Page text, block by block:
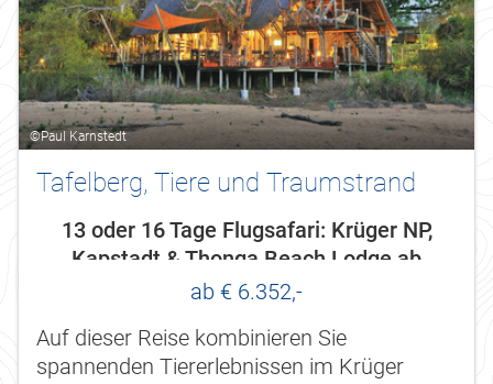
©Paul Karnstedt
Tafelberg, Tiere und Traumstrand
13 oder 16 Tage Flugsafari: Krüger NP,
Kapstadt & Thonga Beach Lodge ab
Johannesburg bis Durban
ab € 6.352,-
Auf dieser Reise kombinieren Sie
spannenden Tiererlebnissen im Krüger